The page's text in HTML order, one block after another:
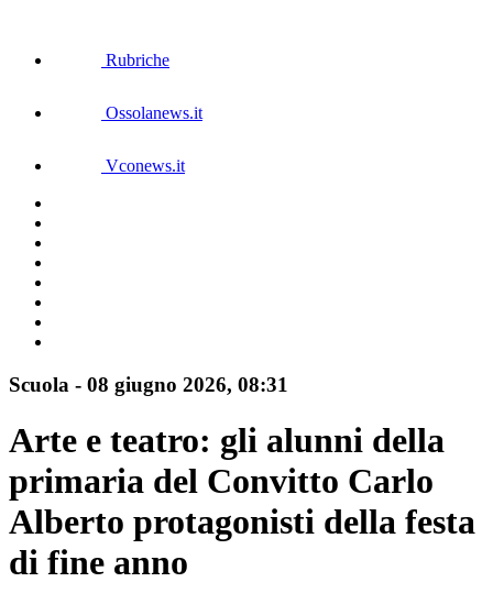
Rubriche
Ossolanews.it
Vconews.it
Scuola - 08 giugno 2026, 08:31
Arte e teatro: gli alunni della
primaria del Convitto Carlo
Alberto protagonisti della festa
di fine anno